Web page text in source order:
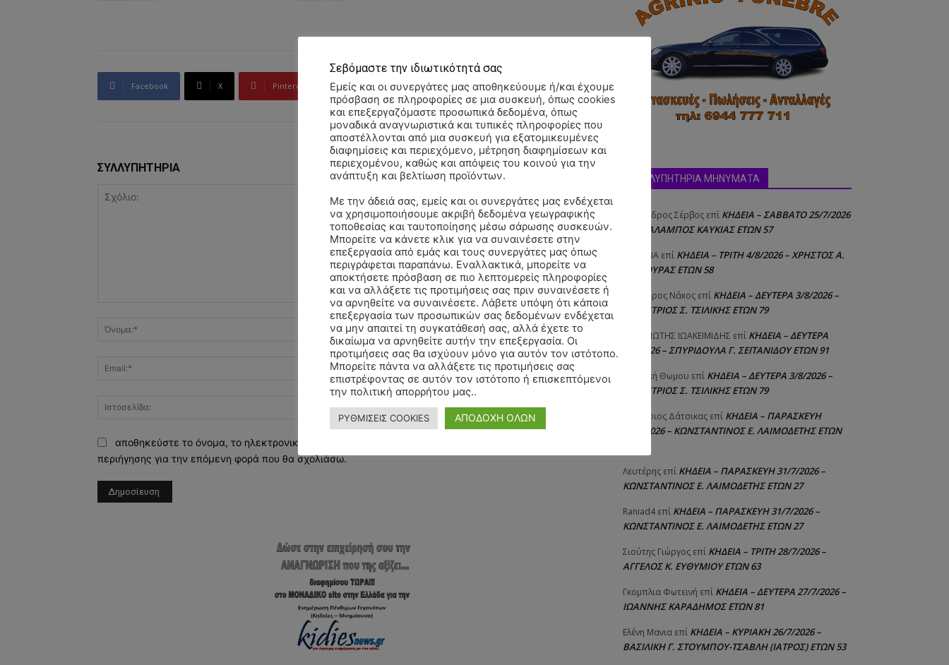
Facebook X Pinterest WhatsApp
ΣΥΛΛΥΠΗΤΗΡΙΑ
Όνομα:*
αποθηκεύστε το όνομα, το ηλεκτρονικό ταχυδρομείο και τον ιστότοπό μου σε αυτό το πρόγραμμα
περιήγησης για την επόμενη φορά που θα σχολιάσω.
ΣΥΛΛΥΠΗΤΗΡΙΑ ΜΗΝΥΜΑΤΑ
Αλέξανδρος Σέρβος επί ΚΗΔΕΙΑ – ΣΑΒΒΑΤΟ 25/7/2026
– ΧΑΡΑΛΑΜΠΟΣ ΚΑΥΚΙΑΣ ΕΤΩΝ 57
ΧΡΙΣΤΙΝΑ επί ΚΗΔΕΙΑ – ΤΡΙΤΗ 4/8/2026 – ΧΡΗΣΤΟΣ Α.
ΠΑΛΙΟΥΡΑΣ ΕΤΩΝ 58
Θεόδωρος Νάκος επί ΚΗΔΕΙΑ – ΔΕΥΤΕΡΑ 3/8/2026 –
ΔΗΜΗΤΡΙΟΣ Σ. ΤΣΙΛΙΚΗΣ ΕΤΩΝ 79
ΠΑΝΑΓΙΩΤΗΣ IΩΑΚΕΙΜΙΔΗΣ επί ΚΗΔΕΙΑ – ΔΕΥΤΕΡΑ
3/8/2026 – ΣΠΥΡΙΔΟΥΛΑ Γ. ΣΕΪΤΑΝΙΔΟΥ ΕΤΩΝ 91
Αγγελική Θωμου επί ΚΗΔΕΙΑ – ΔΕΥΤΕΡΑ 3/8/2026 –
ΔΗΜΗΤΡΙΟΣ Σ. ΤΣΙΛΙΚΗΣ ΕΤΩΝ 79
Δημήτριος Δάτσικας επί ΚΗΔΕΙΑ – ΠΑΡΑΣΚΕΥΗ
31/7/2026 – ΚΩΝΣΤΑΝΤΙΝΟΣ Ε. ΛΑΙΜΟΔΕΤΗΣ ΕΤΩΝ
Λευτέρης επί ΚΗΔΕΙΑ – ΠΑΡΑΣΚΕΥΗ 31/7/2026 –
ΚΩΝΣΤΑΝΤΙΝΟΣ Ε. ΛΑΙΜΟΔΕΤΗΣ ΕΤΩΝ 27
Raniad4 επί ΚΗΔΕΙΑ – ΠΑΡΑΣΚΕΥΗ 31/7/2026 –
ΚΩΝΣΤΑΝΤΙΝΟΣ Ε. ΛΑΙΜΟΔΕΤΗΣ ΕΤΩΝ 27
Σιούτης Γιώργος επί ΚΗΔΕΙΑ – ΤΡΙΤΗ 28/7/2026 –
ΑΓΓΕΛΟΣ Κ. ΕΥΘΥΜΙΟΥ ΕΤΩΝ 63
Γκομπλια Φωτεινή επί ΚΗΔΕΙΑ – ΔΕΥΤΕΡΑ 27/7/2026 –
ΙΩΑΝΝΗΣ ΚΑΡΑΔΗΜΟΣ ΕΤΩΝ 81
Ελένη Μανια επί ΚΗΔΕΙΑ – ΚΥΡΙΑΚΗ 26/7/2026 –
ΒΑΣΙΛΙΚΗ Γ. ΣΤΟΥΜΠΟΥ-ΤΣΑΒΛΗ (ΙΑΤΡΟΣ) ΕΤΩΝ 53
Σεβόμαστε την ιδιωτικότητά σας
Εμείς και οι συνεργάτες μας αποθηκεύουμε ή/και έχουμε
πρόσβαση σε πληροφορίες σε μια συσκευή, όπως cookies
και επεξεργαζόμαστε προσωπικά δεδομένα, όπως
μοναδικά αναγνωριστικά και τυπικές πληροφορίες που
αποστέλλονται από μια συσκευή για εξατομικευμένες
διαφημίσεις και περιεχόμενο, μέτρηση διαφημίσεων και
περιεχομένου, καθώς και απόψεις του κοινού για την
ανάπτυξη και βελτίωση προϊόντων.
Με την άδειά σας, εμείς και οι συνεργάτες μας ενδέχεται
να χρησιμοποιήσουμε ακριβή δεδομένα γεωγραφικής
τοποθεσίας και ταυτοποίησης μέσω σάρωσης συσκευών.
Μπορείτε να κάνετε κλικ για να συναινέσετε στην
επεξεργασία από εμάς και τους συνεργάτες μας όπως
περιγράφεται παραπάνω. Εναλλακτικά, μπορείτε να
αποκτήσετε πρόσβαση σε πιο λεπτομερείς πληροφορίες
και να αλλάξετε τις προτιμήσεις σας πριν συναινέσετε ή
να αρνηθείτε να συναινέσετε. Λάβετε υπόψη ότι κάποια
επεξεργασία των προσωπικών σας δεδομένων ενδέχεται
να μην απαιτεί τη συγκατάθεσή σας, αλλά έχετε το
δικαίωμα να αρνηθείτε αυτήν την επεξεργασία. Οι
προτιμήσεις σας θα ισχύουν μόνο για αυτόν τον ιστότοπο.
Μπορείτε πάντα να αλλάξετε τις προτιμήσεις σας
επιστρέφοντας σε αυτόν τον ιστότοπο ή επισκεπτόμενοι
την πολιτική απορρήτου μας..
ΡΥΘΜΙΣΕΙΣ COOKIES ΑΠΟΔΟΧΗ ΟΛΩΝ